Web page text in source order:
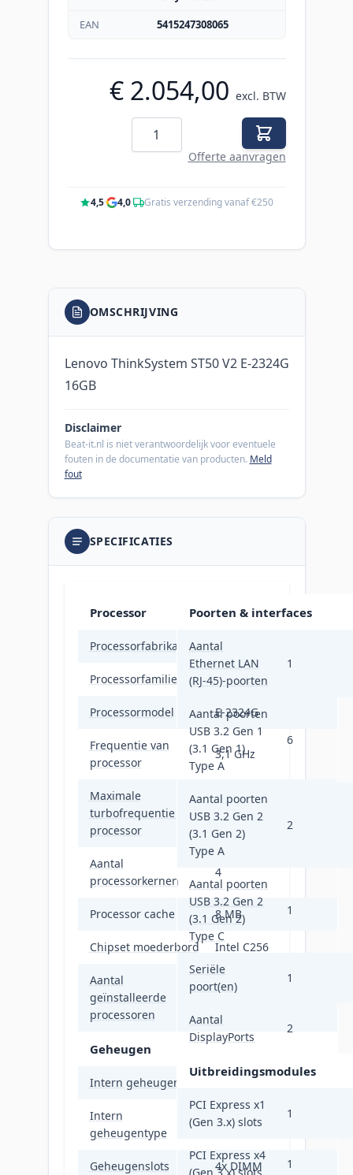
EAN
5415247308065
€ 2.054,00 excl. BTW
Aantal
Offerte aanvragen
4,5· 4,0· Gratis verzending vanaf €250
OMSCHRIJVING
Lenovo ThinkSystem ST50 V2 E-2324G
16GB
Disclaimer
Beat-it.nl is niet verantwoordelijk voor eventuele
fouten in de documentatie van producten. Meld
fout
SPECIFICATIES
Processor
Processorfabrikant Intel
Processorfamilie Intel Xeon E
Processormodel E-2324G
Frequentie van
processor
3,1 GHz
Maximale
turbofrequentie van
processor
4,6 GHz
Aantal
processorkernen
4
Processor cache 8 MB
Chipset moederbord Intel C256
Aantal
geïnstalleerde
processoren
1
Geheugen
Intern geheugen
Intern
geheugentype
DDR4-SDRAM
Geheugenslots 4x DIMM
Poorten & interfaces
Aantal
Ethernet LAN
(RJ-45)-poorten
1
Aantal poorten
USB 3.2 Gen 1
(3.1 Gen 1)
Type A
6
Aantal poorten
USB 3.2 Gen 2
(3.1 Gen 2)
Type A
2
Aantal poorten
USB 3.2 Gen 2
(3.1 Gen 2)
Type C
1
Seriële
poort(en)
1
Aantal
DisplayPorts
2
Uitbreidingsmodules
PCI Express x1
(Gen 3.x) slots
1
PCI Express x4
1